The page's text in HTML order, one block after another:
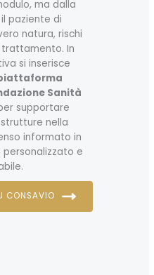
ma dalla
paziente di
natura, rischi
In
si inserisce
Sanità
supportare
nella
informato in
e
CONSAVIO